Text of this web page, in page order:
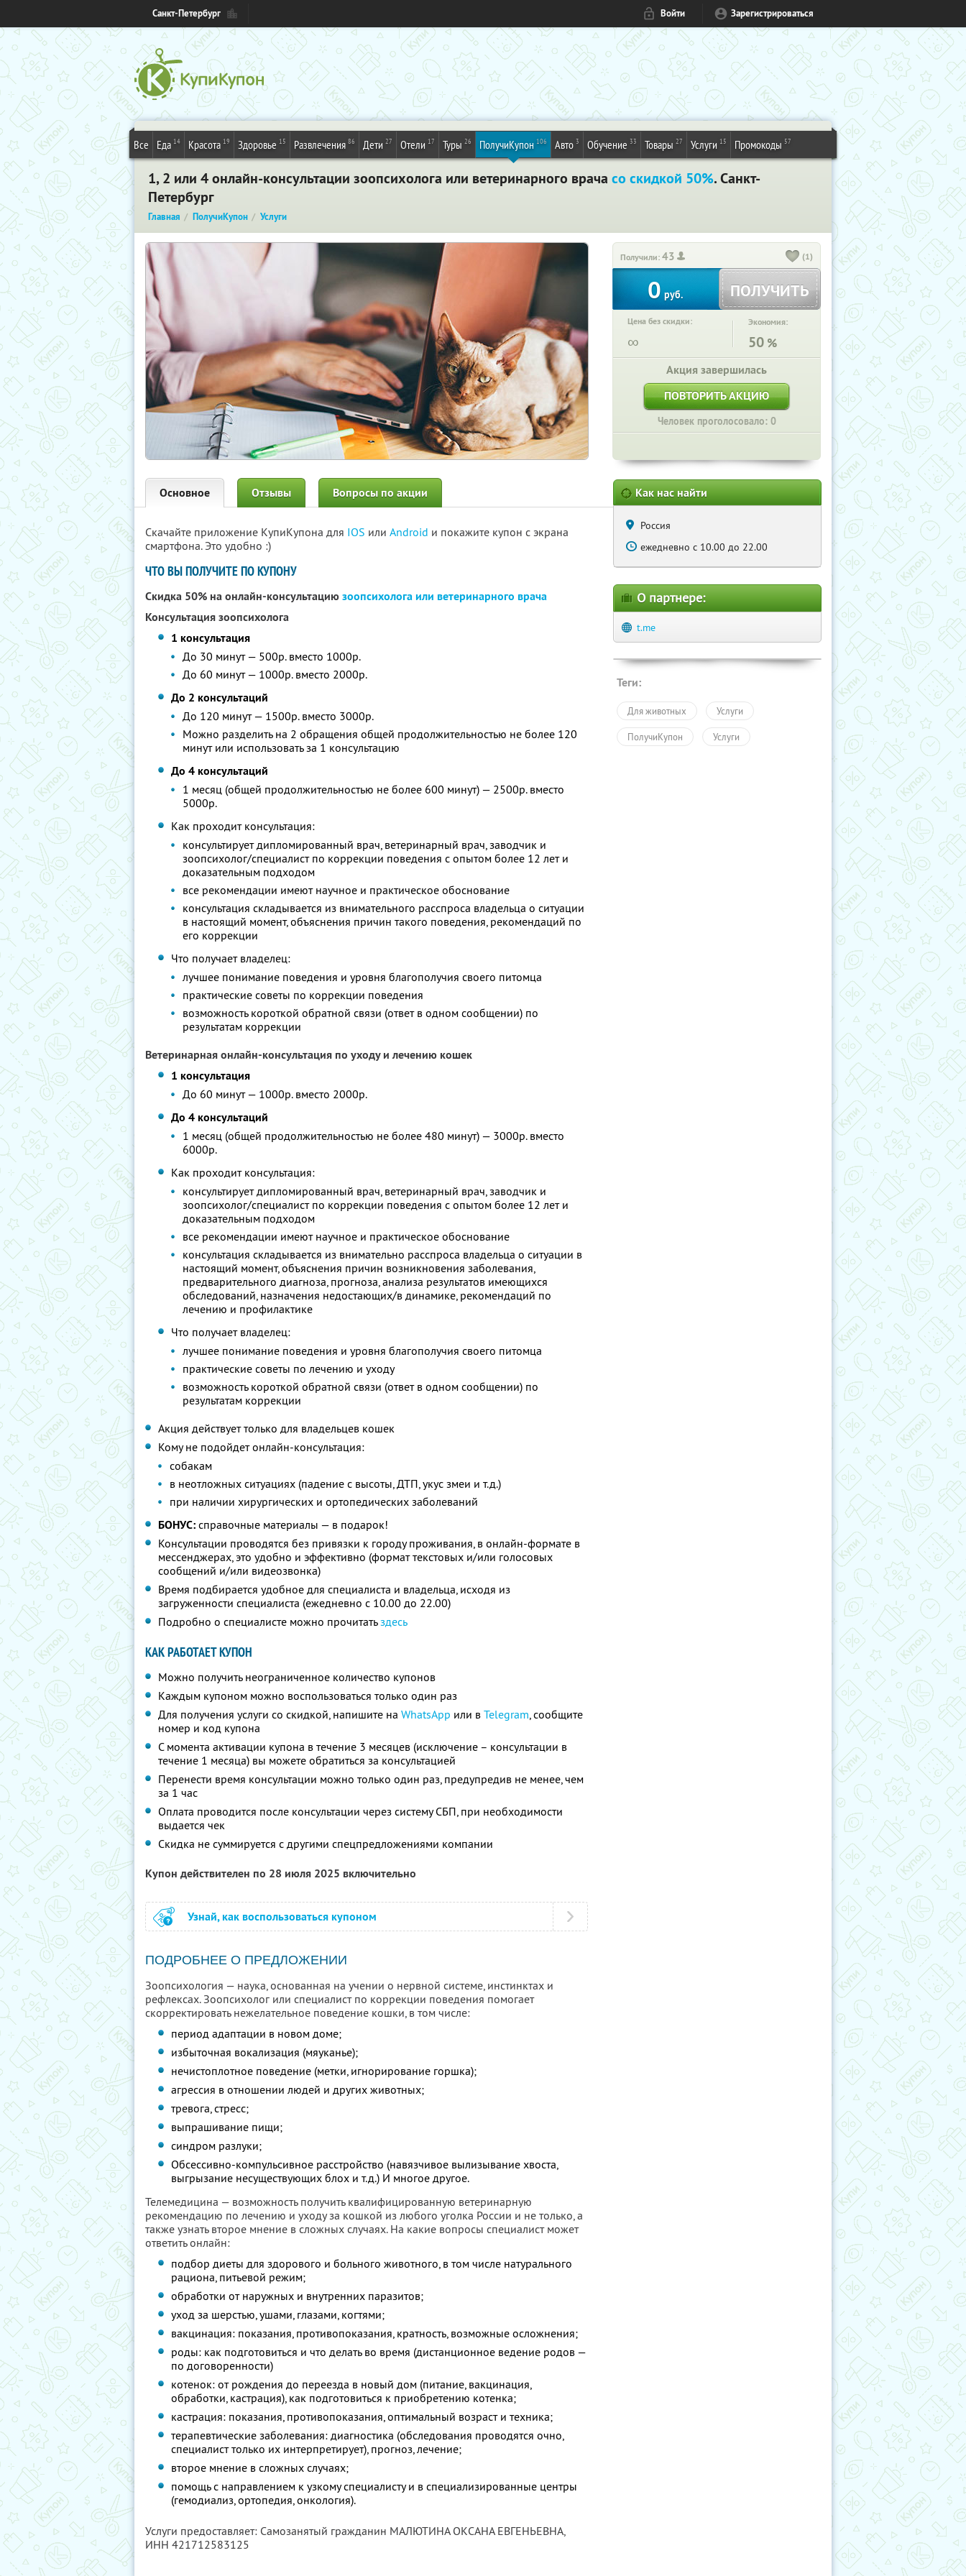
Санкт-Петербург Войти Зарегистрироваться
Все Еда 14 Красота 19 Здоровье 15 Развлечения 86 Дети 27 Отели 17 Туры 26 ПолучиКупон 106 Авто 3 Обучение 33 Товары 27 Услуги 15 Промокоды 57
1, 2 или 4 онлайн-консультации зоопсихолога или ветеринарного врача со скидкой 50%. Санкт-
Петербург
Главная ПолучиКупон Услуги
Получили:43 (1)
0 руб. ПОЛУЧИТЬ
Цена без скидки:
∞
Экономия:
50 %
Акция завершилась
ПОВТОРИТЬ АКЦИЮ
Человек проголосовало: 0
Основное Отзывы Вопросы по акции
Скачайте приложение КупиКупона для IOS или Android и покажите купон с экрана
смартфона. Это удобно :)
ЧТО ВЫ ПОЛУЧИТЕ ПО КУПОНУ
Скидка 50% на онлайн-консультациюзоопсихолога или ветеринарного врача
Консультация зоопсихолога
1 консультация
До 30 минут — 500р. вместо 1000р.
До 60 минут — 1000р. вместо 2000р.
До 2 консультаций
До 120 минут — 1500р. вместо 3000р.
Можно разделить на 2 обращения общей продолжительностью не более 120
минут или использовать за 1 консультацию
До 4 консультаций
1 месяц (общей продолжительностью не более 600 минут) — 2500р. вместо
5000р.
Как проходит консультация:
консультирует дипломированный врач, ветеринарный врач, заводчик и
зоопсихолог/специалист по коррекции поведения с опытом более 12 лет и
доказательным подходом
все рекомендации имеют научное и практическое обоснование
консультация складывается из внимательного расспроса владельца о ситуации
в настоящий момент, объяснения причин такого поведения, рекомендаций по
его коррекции
Что получает владелец:
лучшее понимание поведения и уровня благополучия своего питомца
практические советы по коррекции поведения
возможность короткой обратной связи (ответ в одном сообщении) по
результатам коррекции
Ветеринарная онлайн-консультация по уходу и лечению кошек
1 консультация
До 60 минут — 1000р. вместо 2000р.
До 4 консультаций
1 месяц (общей продолжительностью не более 480 минут) — 3000р. вместо
6000р.
Как проходит консультация:
консультирует дипломированный врач, ветеринарный врач, заводчик и
зоопсихолог/специалист по коррекции поведения с опытом более 12 лет и
доказательным подходом
все рекомендации имеют научное и практическое обоснование
консультация складывается из внимательно расспроса владельца о ситуации в
настоящий момент, объяснения причин возникновения заболевания,
предварительного диагноза, прогноза, анализа результатов имеющихся
обследований, назначения недостающих/в динамике, рекомендаций по
лечению и профилактике
Что получает владелец:
лучшее понимание поведения и уровня благополучия своего питомца
практические советы по лечению и уходу
возможность короткой обратной связи (ответ в одном сообщении) по
результатам коррекции
Акция действует только для владельцев кошек
Кому не подойдет онлайн-консультация:
собакам
в неотложных ситуациях (падение с высоты, ДТП, укус змеи и т.д.)
при наличии хирургических и ортопедических заболеваний
БОНУС: справочные материалы — в подарок!
Консультации проводятся без привязки к городу проживания, в онлайн-формате в
мессенджерах, это удобно и эффективно (формат текстовых и/или голосовых
сообщений и/или видеозвонка)
Время подбирается удобное для специалиста и владельца, исходя из
загруженности специалиста (ежедневно с 10.00 до 22.00)
Подробно о специалисте можно прочитатьздесь
КАК РАБОТАЕТ КУПОН
Можно получить неограниченное количество купонов
Каждым купоном можно воспользоваться только один раз
Для получения услуги со скидкой, напишите на WhatsApp или в Telegram, сообщите
номер и код купона
С момента активации купона в течение 3 месяцев (исключение – консультации в
течение 1 месяца) вы можете обратиться за консультацией
Перенести время консультации можно только один раз, предупредив не менее, чем
за 1 час
Оплата проводится после консультации через систему СБП, при необходимости
выдается чек
Скидка не суммируется с другими спецпредложениями компании
Купон действителен по 28 июля 2025 включительно
Узнай, как воспользоваться купоном
ПОДРОБНЕЕ О ПРЕДЛОЖЕНИИ
Зоопсихология — наука, основанная на учении о нервной системе, инстинктах и
рефлексах. Зоопсихолог или специалист по коррекции поведения помогает
скорректировать нежелательное поведение кошки, в том числе:
период адаптации в новом доме;
избыточная вокализация (мяуканье);
нечистоплотное поведение (метки, игнорирование горшка);
агрессия в отношении людей и других животных;
тревога, стресс;
выпрашивание пищи;
синдром разлуки;
Обсессивно-компульсивное расстройство (навязчивое вылизывание хвоста,
выгрызание несуществующих блох и т.д.) И многое другое.
Телемедицина — возможность получить квалифицированную ветеринарную
рекомендацию по лечению и уходу за кошкой из любого уголка России и не только, а
также узнать второе мнение в сложных случаях. На какие вопросы специалист может
ответить онлайн:
подбор диеты для здорового и больного животного, в том числе натурального
рациона, питьевой режим;
обработки от наружных и внутренних паразитов;
уход за шерстью, ушами, глазами, когтями;
вакцинация: показания, противопоказания, кратность, возможные осложнения;
роды: как подготовиться и что делать во время (дистанционное ведение родов —
по договоренности)
котенок: от рождения до переезда в новый дом (питание, вакцинация,
обработки, кастрация), как подготовиться к приобретению котенка;
кастрация: показания, противопоказания, оптимальный возраст и техника;
терапевтические заболевания: диагностика (обследования проводятся очно,
специалист только их интерпретирует), прогноз, лечение;
второе мнение в сложных случаях;
помощь с направлением к узкому специалисту и в специализированные центры
(гемодиализ, ортопедия, онкология).
Услуги предоставляет: Самозанятый гражданин МАЛЮТИНА ОКСАНА ЕВГЕНЬЕВНА,
ИНН 421712583125
Как нас найти
Россия
ежедневно с 10.00 до 22.00
О партнере:
t.me
Теги:
Для животных Услуги
ПолучиКупон Услуги